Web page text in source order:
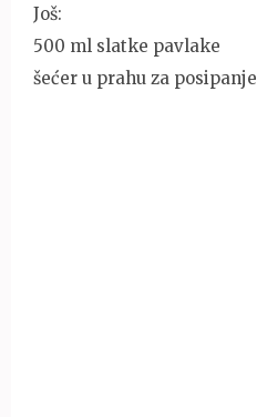
Još:
500 ml slatke pavlake
šećer u prahu za posipanje